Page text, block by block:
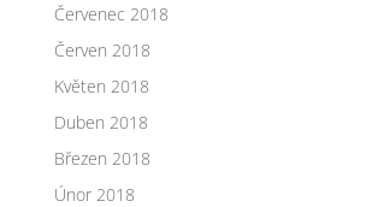
Červenec 2018
Červen 2018
Květen 2018
Duben 2018
Březen 2018
Únor 2018